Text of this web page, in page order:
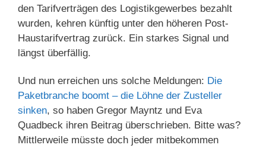
den Tarifverträgen des Logistikgewerbes bezahlt
wurden, kehren künftig unter den höheren Post-
Haustarifvertrag zurück. Ein starkes Signal und
längst überfällig.
Und nun erreichen uns solche Meldungen: Die
Paketbranche boomt – die Löhne der Zusteller
sinken, so haben Gregor Mayntz und Eva
Quadbeck ihren Beitrag überschrieben. Bitte was?
Mittlerweile müsste doch jeder mitbekommen